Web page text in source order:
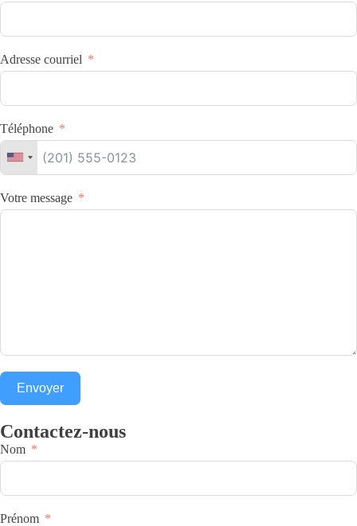
Adresse courriel
Téléphone
Votre message
Envoyer
Contactez-nous
Nom
Prénom